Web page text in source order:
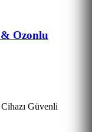
& Ozonlu
Güvenli